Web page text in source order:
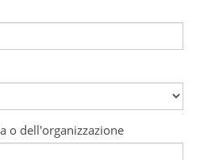
o dell'organizzazione